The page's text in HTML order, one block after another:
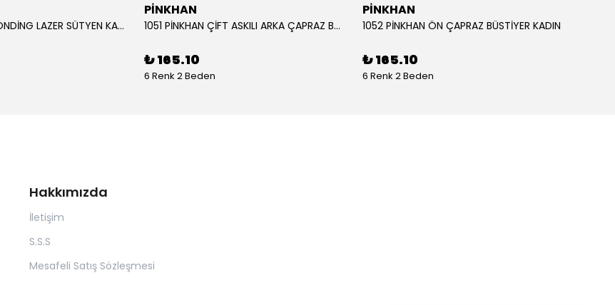
104 YENİ İNCİ BONDİNG LAZER SÜTYEN KADIN
PİNKHAN
1051 PİNKHAN ÇİFT ASKILI ARKA ÇAPRAZ BÜSTİYER KADI
₺ 165.10
6 Renk 2 Beden
PİNKHAN
1052 PİNKHAN ÖN ÇAPRAZ BÜSTİYER KADIN
₺ 165.10
6 Renk 2 Beden
Hakkımızda
İletişim
S.S.S
Mesafeli Satış Sözleşmesi